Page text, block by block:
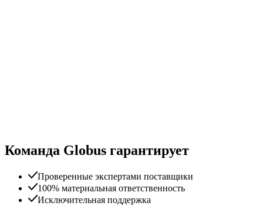
Команда Globus гарантирует
Проверенные экспертами поставщики
100% материальная ответственность
Исключительная поддержка